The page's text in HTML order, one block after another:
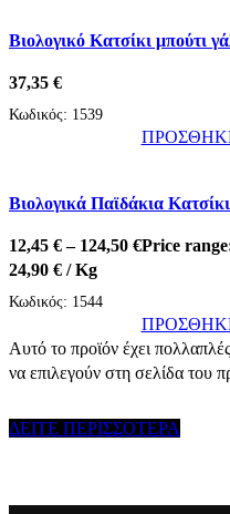
Βιολογικό Κατσίκι μπούτι
37,35 €
Κωδικός: 1539
Βιολογικά Παϊδάκια
12,45 € – 124,50 €Price
24,90 € / Kg
Κωδικός: 1544
Αυτό το προϊόν έχει
να επιλεγούν στη σελίδα του
ΔΕΙΤΕ ΠΕΡΙΣΣΟΤΕΡΑ